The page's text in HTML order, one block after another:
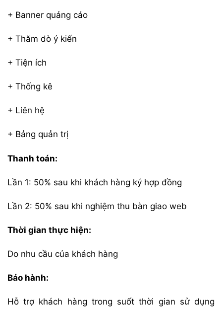
+ Banner quảng cáo
+ Thăm dò ý kiến
+ Tiện ích
+ Thống kê
+ Liên hệ
+ Bảng quản trị
Thanh toán:
Lần 1: 50% sau khi khách hàng ký hợp đồng
Lần 2: 50% sau khi nghiệm thu bàn giao web
Thời gian thực hiện:
Do nhu cầu của khách hàng
Bảo hành:
Hỗ trợ khách hàng trong suốt thời gian sử dụng